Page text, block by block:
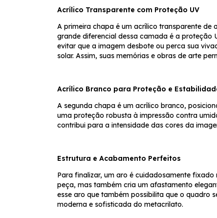
Acrílico Transparente com Proteção UV
A primeira chapa é um acrílico transparente
grande diferencial dessa camada é a proteção
evitar que a imagem desbote ou perca sua
solar. Assim, suas memórias e obras de arte
Acrílico Branco para Proteção e
A segunda chapa é um acrílico branco,
uma proteção robusta à impressão contra
contribui para a intensidade das cores da
Estrutura e Acabamento Perfeitos
Para finalizar, um aro é cuidadosamente
peça, mas também cria um afastamento
esse aro que também possibilita que o quadro
moderna e sofisticada do metacrilato.